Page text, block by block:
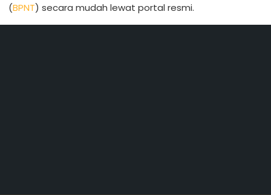
(BPNT) secara mudah lewat portal resmi.